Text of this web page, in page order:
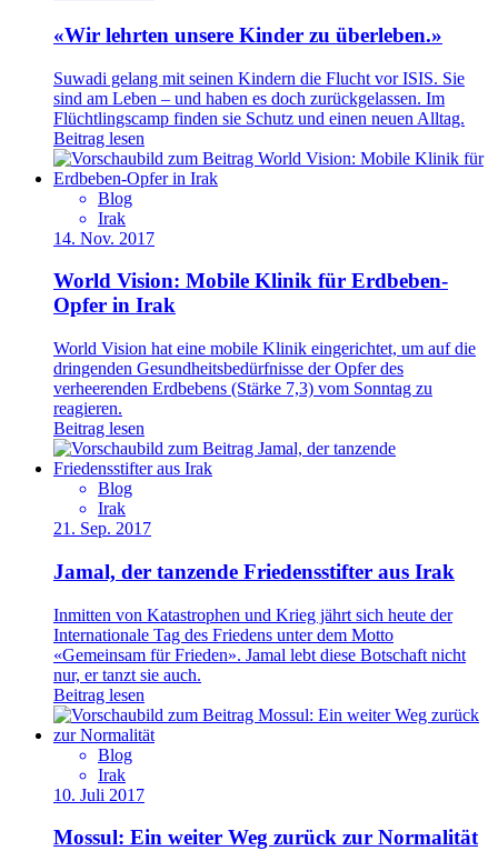
«Wir lehrten unsere Kinder zu überleben.»
Suwadi gelang mit seinen Kindern die Flucht vor ISIS. Sie
sind am Leben – und haben es doch zurückgelassen. Im
Flüchtlingscamp finden sie Schutz und einen neuen Alltag.
Beitrag lesen
Blog
Irak
14. Nov. 2017
World Vision: Mobile Klinik für Erdbeben-
Opfer in Irak
World Vision hat eine mobile Klinik eingerichtet, um auf die
dringenden Gesundheitsbedürfnisse der Opfer des
verheerenden Erdbebens (Stärke 7,3) vom Sonntag zu
reagieren.
Beitrag lesen
Blog
Irak
21. Sep. 2017
Jamal, der tanzende Friedensstifter aus Irak
Inmitten von Katastrophen und Krieg jährt sich heute der
Internationale Tag des Friedens unter dem Motto
«Gemeinsam für Frieden». Jamal lebt diese Botschaft nicht
nur, er tanzt sie auch.
Beitrag lesen
Blog
Irak
10. Juli 2017
Mossul: Ein weiter Weg zurück zur Normalität